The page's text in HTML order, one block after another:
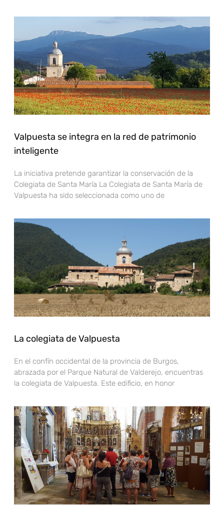
Valpuesta se integra en la red de patrimonio
inteligente
La iniciativa pretende garantizar la conservación de la
Colegiata de Santa María La Colegiata de Santa María de
Valpuesta ha sido seleccionada como uno de
La colegiata de Valpuesta
En el confín occidental de la provincia de Burgos,
abrazada por el Parque Natural de Valderejo, encuentras
la colegiata de Valpuesta. Este edificio, en honor